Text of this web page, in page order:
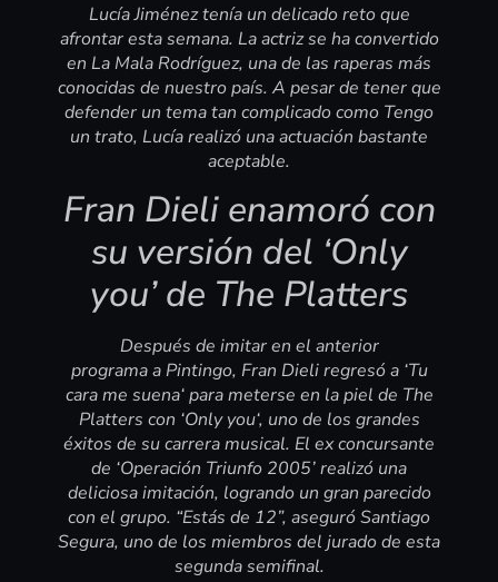
Lucía Jiménez tenía un delicado reto que
afrontar esta semana. La actriz se ha convertido
en La Mala Rodríguez, una de las raperas más
conocidas de nuestro país. A pesar de tener que
defender un tema tan complicado como Tengo
un trato, Lucía realizó una actuación bastante
aceptable.
Fran Dieli enamoró con
su versión del ‘Only
you’ de The Platters
Después de imitar en el anterior
programa a Pintingo, Fran Dieli regresó a ‘Tu
cara me suena‘ para meterse en la piel de The
Platters con ‘Only you‘, uno de los grandes
éxitos de su carrera musical. El ex concursante
de ‘Operación Triunfo 2005’ realizó una
deliciosa imitación, logrando un gran parecido
con el grupo. “Estás de 12”, aseguró Santiago
Segura, uno de los miembros del jurado de esta
segunda semifinal.